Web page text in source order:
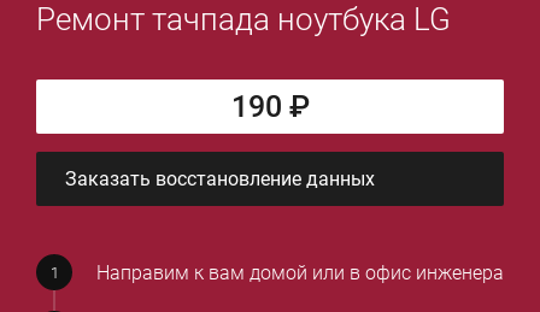
Ремонт тачпада ноутбука LG
190 ₽
Заказать восстановление данных
Направим к вам домой или в офис инженера